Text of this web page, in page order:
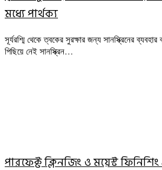
মধ্যে পার্থক্য
সূর্যরশ্মি থেকে ত্বকের সুরক্ষার জন্য সানস্ক্রিনের
পিছিয়ে নেই সানস্ক্রিন…
পারফেক্ট ক্লিনজিং ও ময়েস্ট